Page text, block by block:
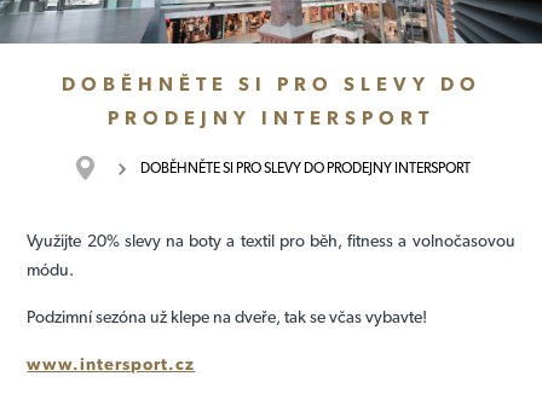
DOBĚHNĚTE SI PRO SLEVY DO
PRODEJNY INTERSPORT
DOBĚHNĚTE SI PRO SLEVY DO PRODEJNY INTERSPORT
Využijte 20% slevy na boty a textil pro běh, fitness a volnočasovou
módu.
Podzimní sezóna už klepe na dveře, tak se včas vybavte!
www.intersport.cz